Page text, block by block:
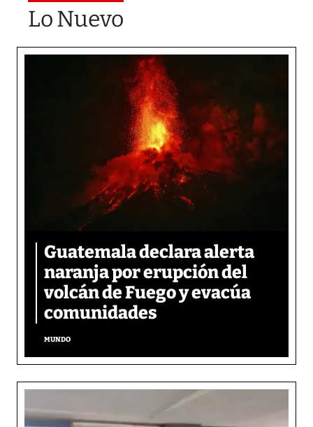
Lo Nuevo
Guatemala declara alerta
naranja por erupción del
volcán de Fuego y evacúa
comunidades
MUNDO